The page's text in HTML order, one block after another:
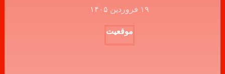
۱۹ فروردین ۱۴۰۵
موقعیت